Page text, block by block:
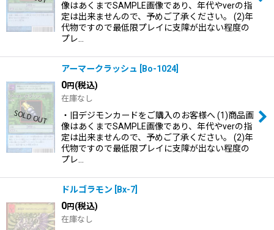
像はあくまでSAMPLE画像であり、年代やverの指
定は出来ませんので、予めご了承ください。 (2)年
代物ですので最低限プレイに支障が出ない程度の
プレ…
アーマークラッシュ Bo-1024]
0円(税込)
在庫なし
・旧デジモンカードをご購入のお客様へ (1)商品画
像はあくまでSAMPLE画像であり、年代やverの指
定は出来ませんので、予めご了承ください。 (2)年
代物ですので最低限プレイに支障が出ない程度の
プレ…
ドルゴラモン Bx-7
0円(税込)
在庫なし